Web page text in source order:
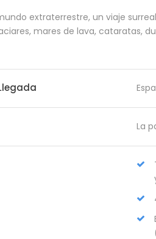
extraterrestre, un viaje
mares de lava, cataratas,
La